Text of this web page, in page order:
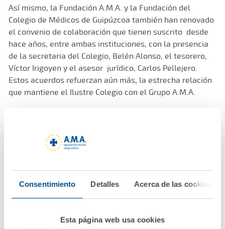
Consentimiento Detalles Acerca de las cookies
Esta página web usa cookies
Así mismo, la Fundación A.M.A. y la Fundación del
Colegio de Médicos de Guipúzcoa también han renovado
el convenio de colaboración que tienen suscrito desde
hace años, entre ambas instituciones, con la presencia
de la secretaria del Colegio, Belén Alonso, el tesorero,
Víctor Irigoyen y el asesor jurídico, Carlos Pellejero.
Estos acuerdos refuerzan aún más, la estrecha relación
que mantiene el Ilustre Colegio con el Grupo A.M.A.